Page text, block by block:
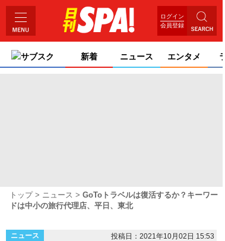
ログイン
会員登録
サブスク 新着 ニュース エンタメ
トップ ニュース
GoToトラベルは復活するか？キーワー
ドは中小の旅行代理店、平日、東北
ニュース 投稿日：2021年10月02日 15:53